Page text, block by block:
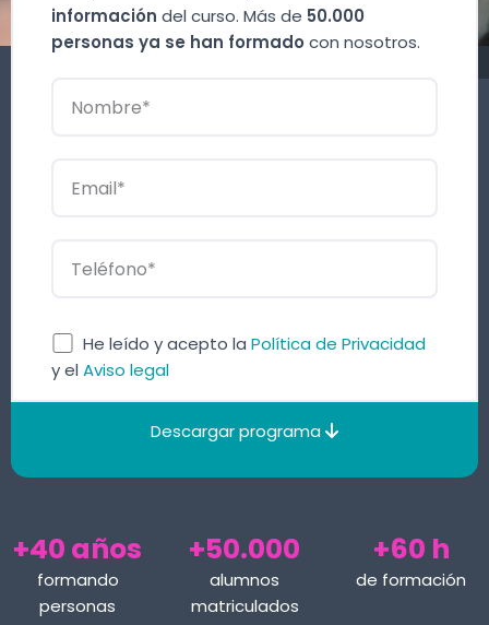
información del curso. Más de 50.000
personas ya se han formado con nosotros.
He leído y acepto la Política de Privacidad
y el Aviso legal
Descargar programa
+40 años
formando
personas
+50.000
alumnos
matriculados
+60 h
de formación